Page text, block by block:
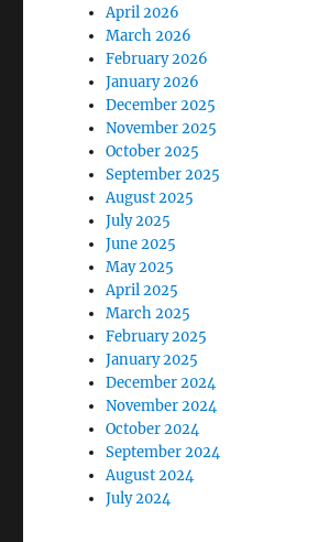
April 2026
March 2026
February 2026
January 2026
December 2025
November 2025
October 2025
September 2025
August 2025
July 2025
June 2025
May 2025
April 2025
March 2025
February 2025
January 2025
December 2024
November 2024
October 2024
September 2024
August 2024
July 2024